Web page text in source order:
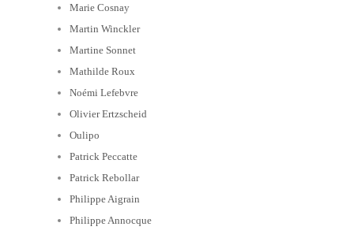
Marie Cosnay
Martin Winckler
Martine Sonnet
Mathilde Roux
Noémi Lefebvre
Olivier Ertzscheid
Oulipo
Patrick Peccatte
Patrick Rebollar
Philippe Aigrain
Philippe Annocque